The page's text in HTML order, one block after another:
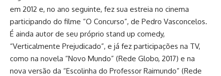
em 2012 e, no ano seguinte, fez sua estreia no cinema
participando do filme “O Concurso”, de Pedro Vasconcelos.
É ainda autor de seu próprio stand up comedy,
“Verticalmente Prejudicado”, e já fez participações na TV,
como na novela “Novo Mundo” (Rede Globo, 2017) e na
nova versão da “Escolinha do Professor Raimundo” (Rede